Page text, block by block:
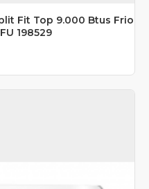
Fit Top 9.000 Btus Frio
198529